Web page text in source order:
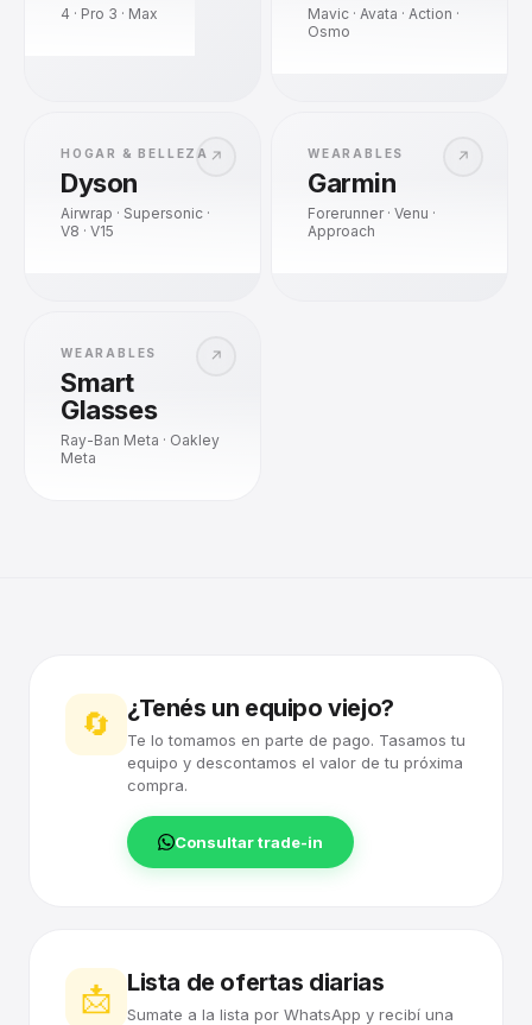
4 · Pro 3 · Max
Mavic · Avata · Action ·
Osmo
↗
HOGAR & BELLEZA
Dyson
Airwrap · Supersonic ·
V8 · V15
↗
WEARABLES
Garmin
Forerunner · Venu ·
Approach
↗
WEARABLES
Smart
Glasses
Ray-Ban Meta · Oakley
Meta
🔄 ¿Tenés un equipo viejo?
Te lo tomamos en parte de pago. Tasamos tu
equipo y descontamos el valor de tu próxima
compra.
Consultar trade-in
📩 Lista de ofertas diarias
Sumate a la lista por WhatsApp y recibí una